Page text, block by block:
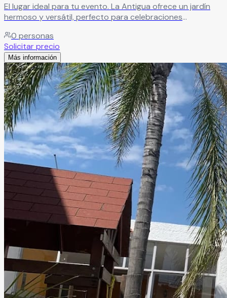
El lugar ideal para tu evento. La Antigua ofrece un jardín
hermoso y versátil, perfecto para celebraciones
0 personas
Solicitar precio
Más información